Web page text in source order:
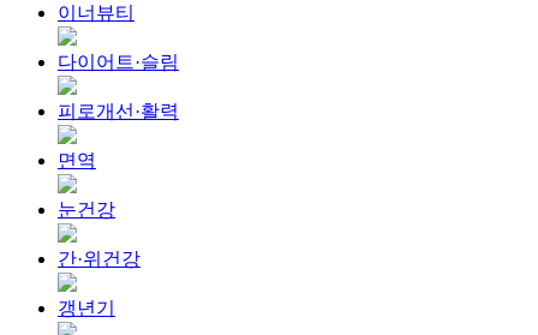
이너뷰티
다이어트·슬림
피로개선·활력
면역
눈건강
간·위건강
갱년기